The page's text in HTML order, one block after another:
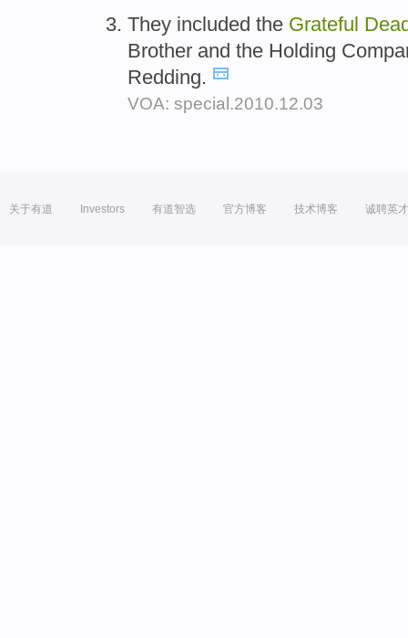
They included the Grateful
Brother and the Holding
Redding.
VOA: special.2010.12.03
关于有道 Investors 有道智选 官方博客 技术博客 诚聘英才